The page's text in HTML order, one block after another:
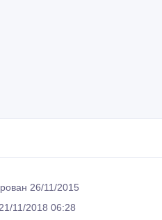
26/11/2015
11/2018 06:28